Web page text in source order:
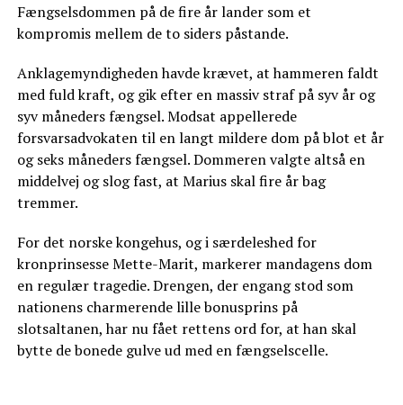
Fængselsdommen på de fire år lander som et
kompromis mellem de to siders påstande.
Anklagemyndigheden havde krævet, at hammeren faldt
med fuld kraft, og gik efter en massiv straf på syv år og
syv måneders fængsel. Modsat appellerede
forsvarsadvokaten til en langt mildere dom på blot et år
og seks måneders fængsel. Dommeren valgte altså en
middelvej og slog fast, at Marius skal fire år bag
tremmer.
For det norske kongehus, og i særdeleshed for
kronprinsesse Mette-Marit, markerer mandagens dom
en regulær tragedie. Drengen, der engang stod som
nationens charmerende lille bonusprins på
slotsaltanen, har nu fået rettens ord for, at han skal
bytte de bonede gulve ud med en fængselscelle.